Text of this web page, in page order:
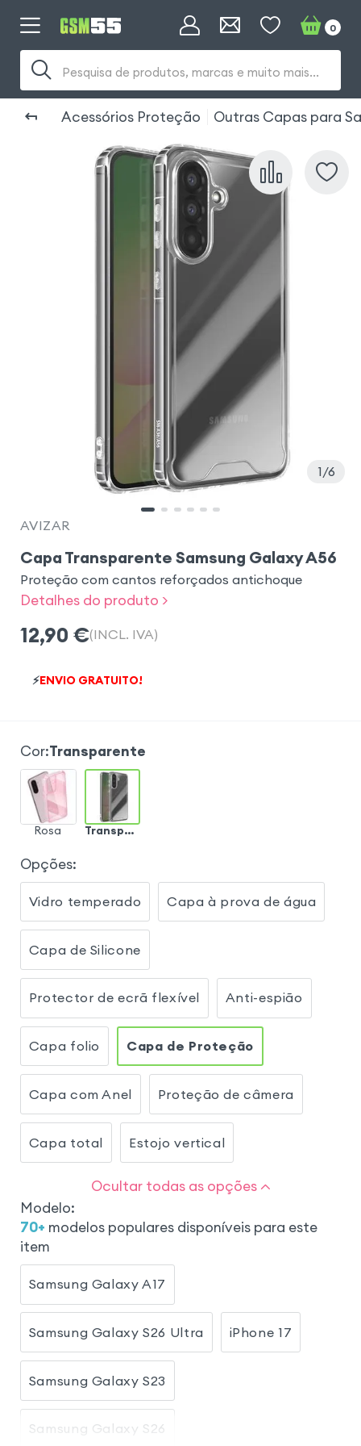
Pesquisa de produtos, marcas e muito mais...
0
Acessórios Proteção Outras Capas para
1 6
AVIZAR
Capa Transparente Samsung Galaxy A56
Proteção com cantos reforçados antichoque
Detalhes do produto >
12,90 €(INCL. IVA)
⚡ENVIO GRATUITO!
Cor:Transparente
Rosa Transparente
Opções:
Vidro temperado Capa à prova de água
Capa de Silicone
Protector de ecrã flexível Anti-espião
Capa folio Capa de Proteção
Capa com Anel Proteção de câmera
Capa total Estojo vertical
Ocultar todas as opções
Modelo:
70+ modelos populares disponíveis para este
item
Samsung Galaxy A17
Samsung Galaxy S26 Ultra iPhone 17
Samsung Galaxy S23
Samsung Galaxy S26